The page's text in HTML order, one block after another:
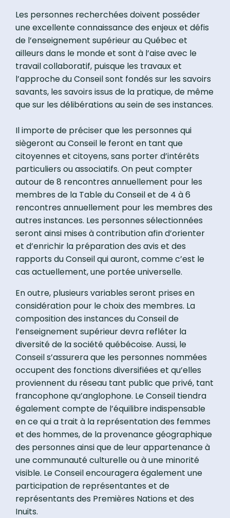
Les personnes recherchées doivent posséder
une excellente connaissance des enjeux et défis
de l’enseignement supérieur au Québec et
ailleurs dans le monde et sont à l’aise avec le
travail collaboratif, puisque les travaux et
l’approche du Conseil sont fondés sur les savoirs
savants, les savoirs issus de la pratique, de même
que sur les délibérations au sein de ses instances.
Il importe de préciser que les personnes qui
siègeront au Conseil le feront en tant que
citoyennes et citoyens, sans porter d’intérêts
particuliers ou associatifs. On peut compter
autour de 8 rencontres annuellement pour les
membres de la Table du Conseil et de 4 à 6
rencontres annuellement pour les membres des
autres instances. Les personnes sélectionnées
seront ainsi mises à contribution afin d’orienter
et d’enrichir la préparation des avis et des
rapports du Conseil qui auront, comme c’est le
cas actuellement, une portée universelle.
En outre, plusieurs variables seront prises en
considération pour le choix des membres. La
composition des instances du Conseil de
l’enseignement supérieur devra refléter la
diversité de la société québécoise. Aussi, le
Conseil s’assurera que les personnes nommées
occupent des fonctions diversifiées et qu’elles
proviennent du réseau tant public que privé, tant
francophone qu’anglophone. Le Conseil tiendra
également compte de l’équilibre indispensable
en ce qui a trait à la représentation des femmes
et des hommes, de la provenance géographique
des personnes ainsi que de leur appartenance à
une communauté culturelle ou à une minorité
visible. Le Conseil encouragera également une
participation de représentantes et de
représentants des Premières Nations et des
Inuits.